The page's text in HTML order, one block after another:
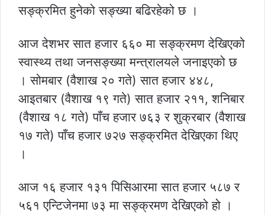
सङ्क्रमित हुनेको सङ्ख्या बढिरहेको छ ।
आज देशभर सात हजार ६६० मा सङ्क्रमण देखिएको
स्वास्थ्य तथा जनसङ्ख्या मन्त्रालयले जनाइएको छ
। सोमबार (वैशाख २० गते) सात हजार ४४८,
आइतबार (वैशाख १९ गते) सात हजार २११, शनिबार
(वैशाख १८ गते) पाँच हजार ७६३ र शुक्रबार (वैशाख
१७ गते) पाँच हजार ७२७ सङ्क्रमित देखिएका थिए
।
आज १६ हजार १३१ पिसिआरमा सात हजार ५८७ र
५६१ एन्टिजेनमा ७३ मा सङ्क्रमण देखिएको हो ।